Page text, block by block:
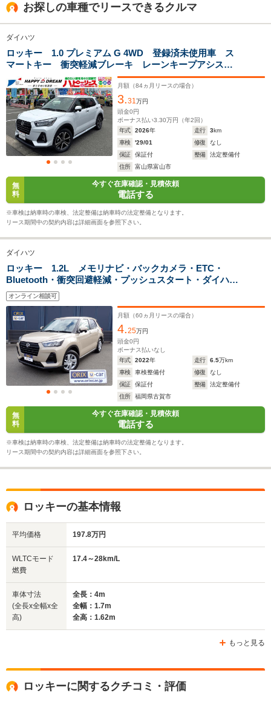
サイズ
WLTCモード
燃費
排気量
駆動方式
1.83m～1.92m
全幅
1.58m～1.78m
3.66m～4.1m
ホイールベース
-m
4WD
1.62m
全幅
1.7m
全長
4m
ホイールベース
17.4～28.0km/L
└市街地:13.4～
29.6km/L
30.2km/L
FF、4WD
└市街地
└郊外
FF、4WD
お探しの車種でリースできるクルマ
ダイハツ
ロッキー 1.0 プレミアム G 4WD 登録済未使用車 ス
マートキー 衝突軽減ブレーキ レーンキープアシス
ト オートライト ADB オートエアコン シートヒー
ター ACC ステアリングスイッチ ワイパーデアイサ
ー フォグライト前後 純正17インチAW
月額（84ヵ月リースの場合）
3.31万円
頭金0円
ボーナス払い3.30万円（年2 回）
年式
2026年 走行 3km
車検
'29/01 修復
なし
保証
保証付 整備
法定整備付
住所
富山県富山市
無
料
今すぐ在庫確認・見積依頼
電話する
※車検は納車時の車検、法定整備は納車時の法定整備となります。
リース期間中の契約内容は詳細画面を参照下さい。
ダイハツ
ロッキー 1.2L メモリナビ・バックカメラ・ETC・
Bluetooth・衝突回避軽減・プッシュスタート・ダイハ
ツ・ロッキー
オンライン相談可
月額（60 ヵ月リースの場合）
4.25万円
頭金0円
ボーナス払いなし
年式
2022年 走行 6.5万km
車検
車検整備付 修復
なし
保証
保証付 整備
法定整備付
住所
福岡県古賀市
無
料
今すぐ在庫確認・見積依頼
電話する
※車検は納車時の車検、法定整備は納車時の法定整備となります。
リース期間中の契約内容は詳細画面を参照下さい。
ロッキーの基本情報
平均価格 197.8万円
WLTCモード
燃費
17.4～28km/L
車体寸法
(全長x全幅x全
高)
全長：4m
全幅：1.7m
全高：1.62m
もっと見る
ロッキーに関するクチコミ・評価